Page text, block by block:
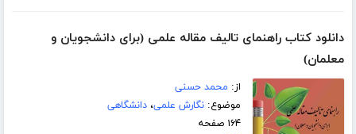
دانلود کتاب راهنمای تالیف مقاله علمی (برای دانشجویان و
معلمان)
از: محمد حسنی
موضوع:نگارش علمی،دانشگاهی
۱۶۴ صفحه